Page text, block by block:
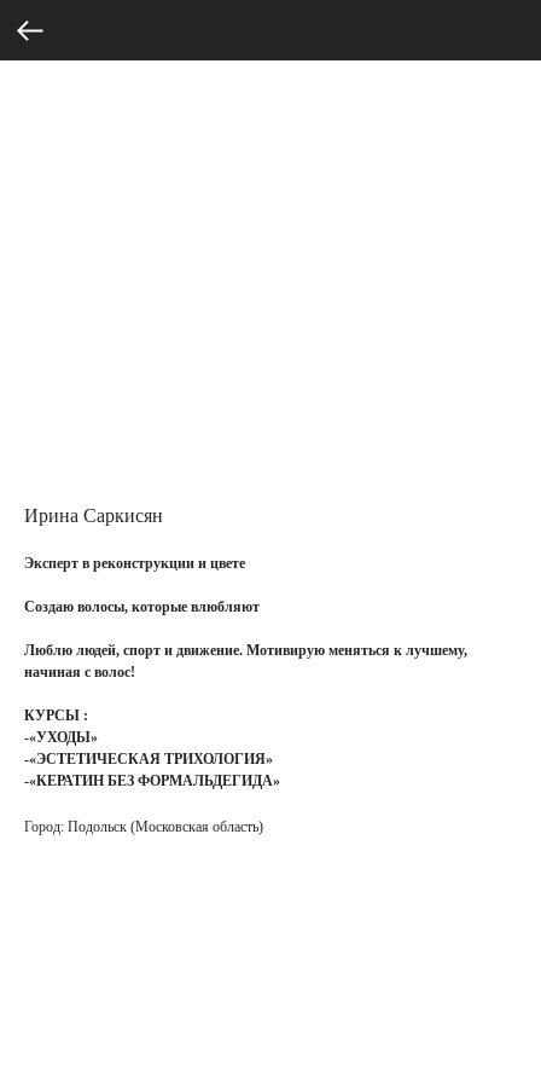
Ирина Саркисян
Эксперт в реконструкции и цвете
Создаю волосы, которые влюбляют
Люблю людей, спорт и движение. Мотивирую меняться к лучшему,
начиная с волос!
КУРСЫ :
-«УХОДЫ»
-«ЭСТЕТИЧЕСКАЯ ТРИХОЛОГИЯ»
-«КЕРАТИН БЕЗ ФОРМАЛЬДЕГИДА»
Город: Подольск (Московская область)